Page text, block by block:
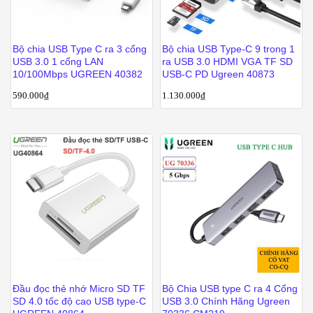
Bộ chia USB Type C ra 3 cổng
USB 3.0 1 cổng LAN
10/100Mbps UGREEN 40382
590.000₫
Bộ chia USB Type-C 9 trong 1
ra USB 3.0 HDMI VGA TF SD
USB-C PD Ugreen 40873
1.130.000₫
Đầu đọc thẻ nhớ Micro SD TF
SD 4.0 tốc độ cao USB type-C
Bộ Chia USB type C ra 4 Cổng
USB 3.0 Chính Hãng Ugreen